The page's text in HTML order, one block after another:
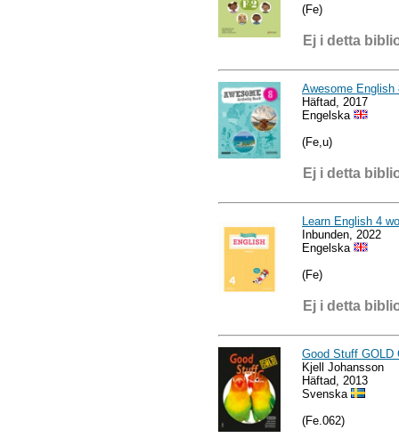
(Fe)
Ej i detta
Awesome
Häftad, 2017
Engelska
(Fe,u)
Ej i detta
Learn English 4
Inbunden, 2022
Engelska
(Fe)
Ej i detta
Good Stuff GOLD
Kjell Johansson
Häftad, 2013
Svenska
(Fe.062)